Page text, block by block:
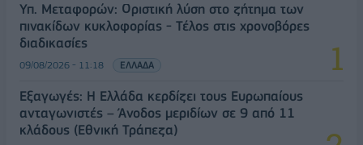
Υπ. Μεταφορών: Οριστική λύση στο ζήτημα των
πινακίδων κυκλοφορίας - Τέλος στις χρονοβόρες
διαδικασίες
09/08/2026 - 11:18 ΕΛΛΑΔΑ
Εξαγωγές: Η Ελλάδα κερδίζει τους Ευρωπαίους
ανταγωνιστές – Άνοδος μεριδίων σε 9 από 11
κλάδους (Εθνική Τράπεζα)